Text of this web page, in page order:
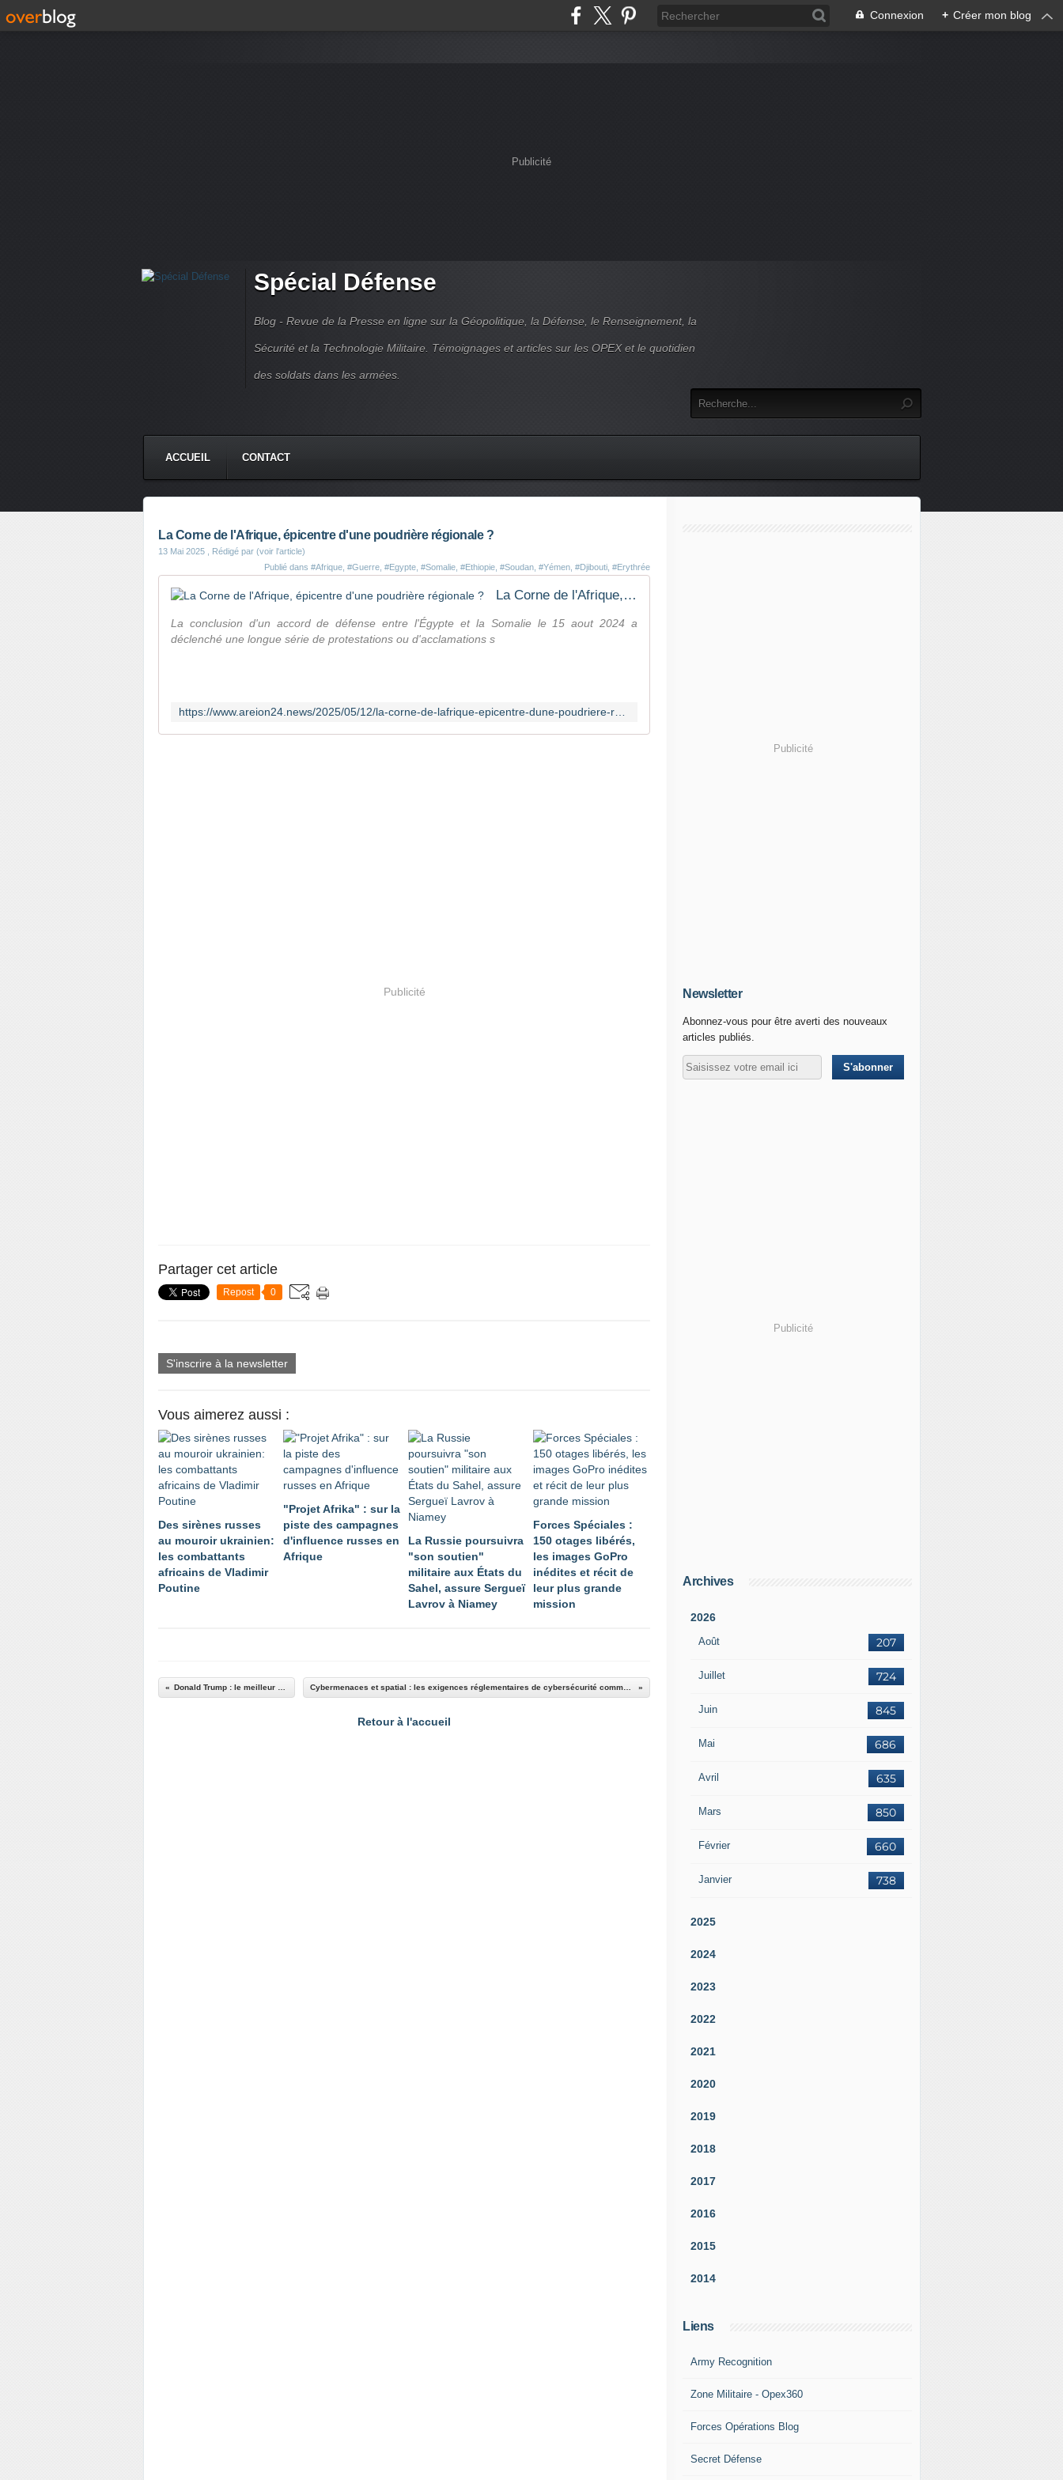
Connexion + Créer mon blog
Publicité
Spécial Défense
Blog - Revue de la Presse en ligne sur la Géopolitique, la Défense, le Renseignement, la
Sécurité et la Technologie Militaire. Témoignages et articles sur les OPEX et le quotidien
des soldats dans les armées.
ACCUEIL CONTACT
La Corne de l'Afrique, épicentre d'une poudrière régionale ?
13 Mai 2025 , Rédigé par (voir l'article)
Publié dans #Afrique #Guerre #Egypte #Somalie #Ethiopie #Soudan #Yémen #Djibouti #Erythrée
La Corne de l'Afrique, épicentre d'une poudrière régionale ?
La conclusion d'un accord de défense entre l'Égypte et la Somalie le 15 aout 2024 a
déclenché une longue série de protestations ou d'acclamations s
Publicité
Partager cet article
Repost 0
S'inscrire à la newsletter
Vous aimerez aussi :
Des sirènes russes
au mouroir ukrainien:
les combattants
africains de Vladimir
Poutine
"Projet Afrika" : sur la
piste des campagnes
d'influence russes en
Afrique
La Russie poursuivra
"son soutien"
militaire aux États du
Sahel, assure Sergueï
Lavrov à Niamey
Forces Spéciales :
150 otages libérés,
les images GoPro
inédites et récit de
leur plus grande
mission
Retour à l'accueil
Publicité
Newsletter
Abonnez-vous pour être averti des nouveaux
articles publiés.
Publicité
Archives
2026
Août 207
Juillet 724
Juin 845
Mai 686
Avril 635
Mars 850
Février 660
Janvier 738
2025
2024
2023
2022
2021
2020
2019
2018
2017
2016
2015
2014
Liens
Army Recognition
Zone Militaire - Opex360
Forces Opérations Blog
Secret Défense